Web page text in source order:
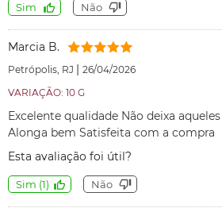
Sim Não
Marcia B.
Petrópolis, RJ | 26/04/2026
VARIAÇÃO: 10 G
Excelente qualidade Não deixa
Alonga bem Satisfeita com a compra
Esta avaliação foi útil?
Sim (1) Não